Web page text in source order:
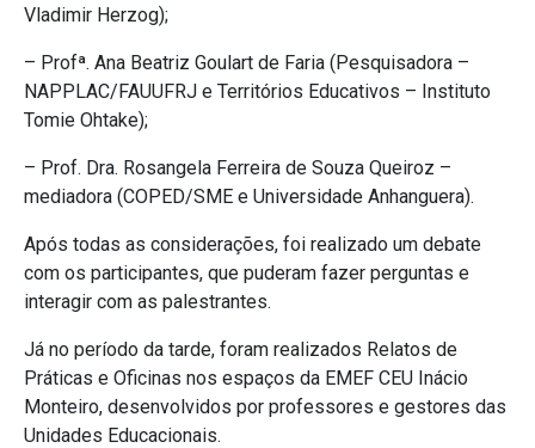
Vladimir Herzog);
– Profª. Ana Beatriz Goulart de Faria (Pesquisadora –
NAPPLAC/FAUUFRJ e Territórios Educativos – Instituto
Tomie Ohtake);
– Prof. Dra. Rosangela Ferreira de Souza Queiroz –
mediadora (COPED/SME e Universidade Anhanguera).
Após todas as considerações, foi realizado um debate
com os participantes, que puderam fazer perguntas e
interagir com as palestrantes.
Já no período da tarde, foram realizados Relatos de
Práticas e Oficinas nos espaços da EMEF CEU Inácio
Monteiro, desenvolvidos por professores e gestores das
Unidades Educacionais.